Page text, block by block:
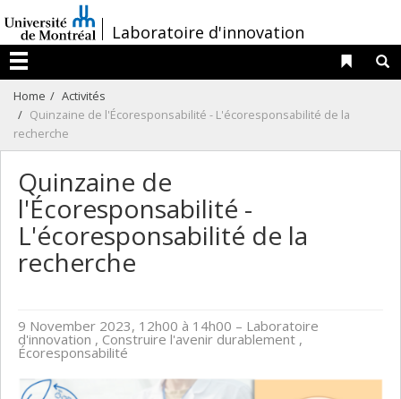
au
contenu
/Laboratoire d'innovation
Menu
Liens
Home
Activités
Quinzaine de l'Écoresponsabilité - L'écoresponsabilité de la
recherche
Quinzaine de
l'Écoresponsabilité -
L'écoresponsabilité de la
recherche
9 November 2023, 12h00 à 14h00 – Laboratoire
d'innovation , Construire l'avenir durablement ,
Écoresponsabilité